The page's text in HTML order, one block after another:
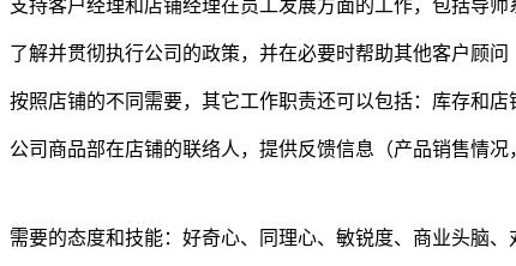
支持客户经理和店铺经理在员工发展方面的工作，包括导
了解并贯彻执行公司的政策，并在必要时帮助其他客户顾问
按照店铺的不同需要，其它工作职责还可以包括：库存和
公司商品部在店铺的联络人，提供反馈信息（产品销售情
需要的态度和技能：好奇心、同理心、敏锐度、商业头脑